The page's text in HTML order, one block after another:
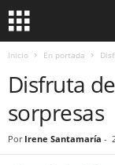
Inicio En portada
Disfruta
sorpresas
Por Irene Santamaría -